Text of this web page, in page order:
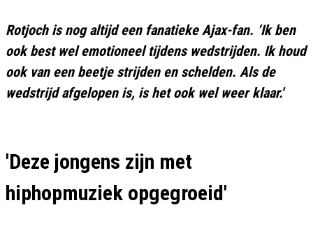
Rotjoch is nog altijd een fanatieke Ajax-fan. ‘Ik ben
ook best wel emotioneel tijdens wedstrijden. Ik houd
ook van een beetje strijden en schelden. Als de
wedstrijd afgelopen is, is het ook wel weer klaar.'
'Deze jongens zijn met
hiphopmuziek opgegroeid'